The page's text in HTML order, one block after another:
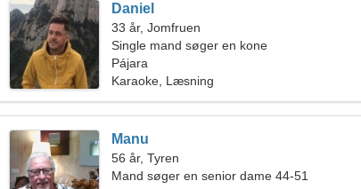
Daniel
33 år, Jomfruen
Single mand søger en kone
Pájara
Karaoke, Læsning
Manu
56 år, Tyren
Mand søger en senior dame 44-51